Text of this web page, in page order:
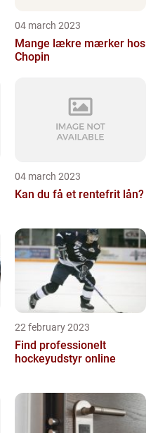
04 march 2023
Mange lækre mærker hos
Chopin
04 march 2023
Kan du få et rentefrit lån?
22 february 2023
Find professionelt
hockeyudstyr online